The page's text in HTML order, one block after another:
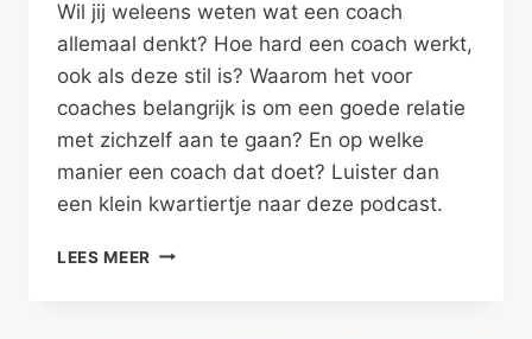
Wil jij weleens weten wat een coach
allemaal denkt? Hoe hard een coach werkt,
ook als deze stil is? Waarom het voor
coaches belangrijk is om een goede relatie
met zichzelf aan te gaan? En op welke
manier een coach dat doet? Luister dan
een klein kwartiertje naar deze podcast.
LEES MEER DE